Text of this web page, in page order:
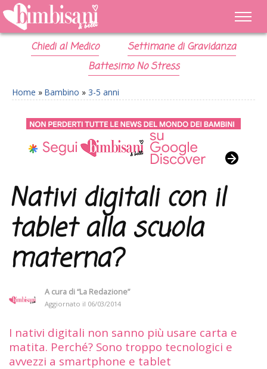
Chiedi al Medico
Settimane di Gravidanza
Battesimo No Stress
Home » Bambino » 3-5 anni
Nativi digitali con il
tablet alla scuola
materna?
A cura di“La Redazione”
Aggiornato il 06/03/2014
I nativi digitali non sanno più usare carta e
matita. Perché? Sono troppo tecnologici e
avvezzi a smartphone e tablet